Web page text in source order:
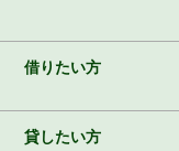
借りたい方
貸したい方